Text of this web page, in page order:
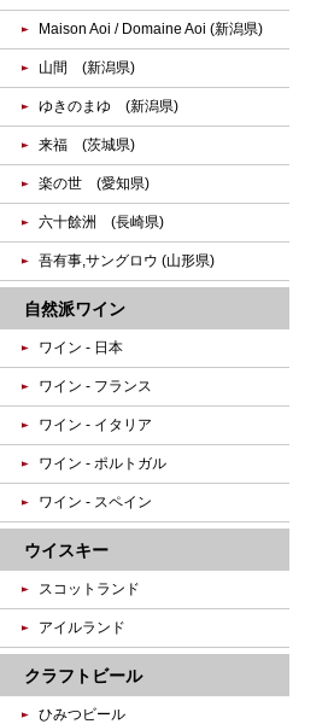
Maison Aoi / Domaine Aoi (新潟県)
山間 (新潟県)
ゆきのまゆ (新潟県)
来福 (茨城県)
楽の世 (愛知県)
六十餘洲 (長崎県)
吾有事,サングロウ (山形県)
自然派ワイン
ワイン - 日本
ワイン - フランス
ワイン - イタリア
ワイン - ポルトガル
ワイン - スペイン
ウイスキー
スコットランド
アイルランド
クラフトビール
ひみつビール